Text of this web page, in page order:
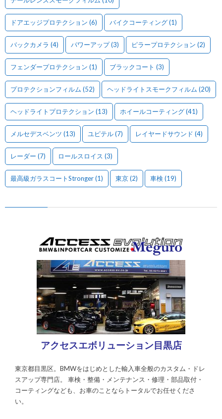
ドアエッジプロテクション (6) バイクコーティング(1)
バックカメラ (4) パワーアップ(3) ピラープロテクション (2)
フェンダープロテクション (1) ブラックコート (3)
プロテクションフィルム (52) ヘッドライトスモークフィルム (20)
ヘッドライトプロテクション (13) ホイールコーティング(41)
メルセデスベンツ (13) ユピテル(7) レイヤードサウンド (4)
レーダー (7) ロールスロイス (3)
最高級ガラスコートStronger(1) 東京(2) 車検 (19)
アクセスエボリューション目黒店
東京都目黒区。BMWをはじめとした輸入車全般のカスタム・ドレ
スアップ専門店。 車検・整備・メンテナンス・修理・部品取付・
コーティングなども、お車のことならトータルでお任せくださ
い。